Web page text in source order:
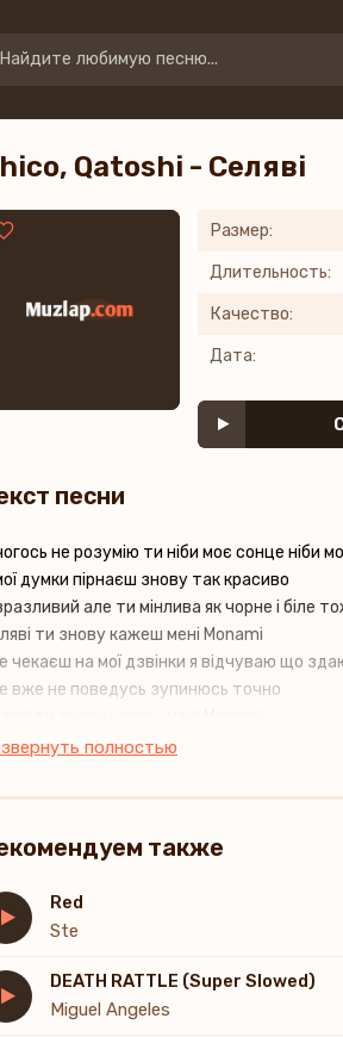
Qatoshi - Селяві
Размер:
Длительность:
Качество:
Дата:
песни
не розумію ти ніби моє сонце ніби
думки пірнаєш знову так красиво
але ти мінлива як чорне і біле
ти знову кажеш мені Monami
чекаєш на мої дзвінки я відчуваю що
вже не поведусь зупинюсь точно
чекаєш на мої дзвінки залиш цей двіж
call tonight, will you still be a friend again
call tonight, will you still be a friend again
полностью
также
Red
Ste
DEATH RATTLE (Super Slowed)
Miguel Angeles